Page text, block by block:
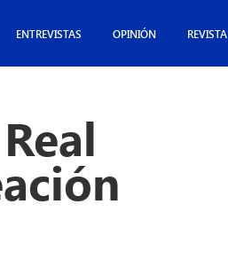
ENTREVISTAS OPINIÓN REVISTA